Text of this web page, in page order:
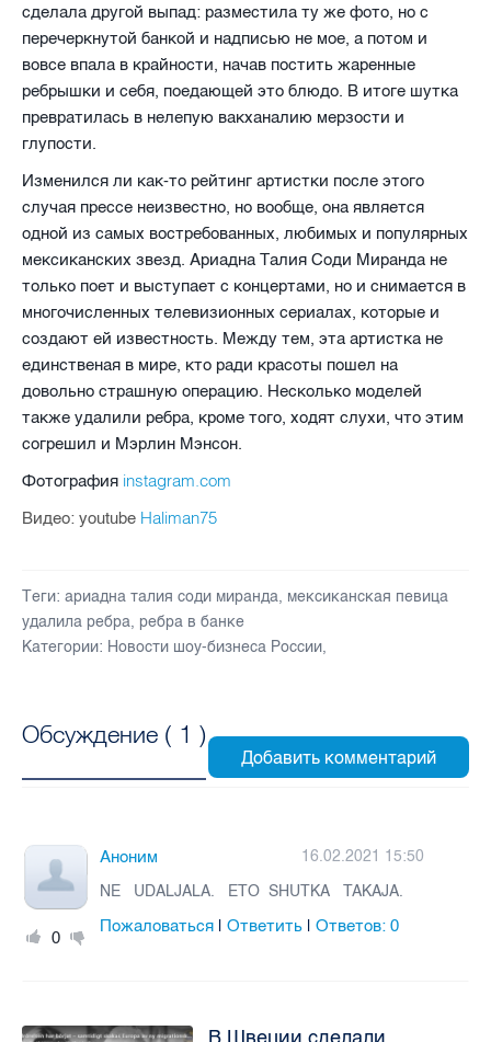
сделала другой выпад: разместила ту же фото, но с
перечеркнутой банкой и надписью не мое, а потом и
вовсе впала в крайности, начав постить жаренные
ребрышки и себя, поедающей это блюдо. В итоге шутка
превратилась в нелепую вакханалию мерзости и
глупости.
Изменился ли как-то рейтинг артистки после этого
случая прессе неизвестно, но вообще, она является
одной из самых востребованных, любимых и популярных
мексиканских звезд. Ариадна Талия Соди Миранда не
только поет и выступает с концертами, но и снимается в
многочисленных телевизионных сериалах, которые и
создают ей известность. Между тем, эта артистка не
единственая в мире, кто ради красоты пошел на
довольно страшную операцию. Несколько моделей
также удалили ребра, кроме того, ходят слухи, что этим
согрешил и Мэрлин Мэнсон.
Фотография instagram.com
Видео: youtube Haliman75
Теги: ариадна талия соди миранда, мексиканская певица
удалила ребра, ребра в банке
Категории: Новости шоу-бизнеса России,
Обсуждение ( 1 )
0
Аноним
16.02.2021 15:50
NE UDALJALA. ETO SHUTKA TAKAJA.
Пожаловаться |Ответить |Ответов:0